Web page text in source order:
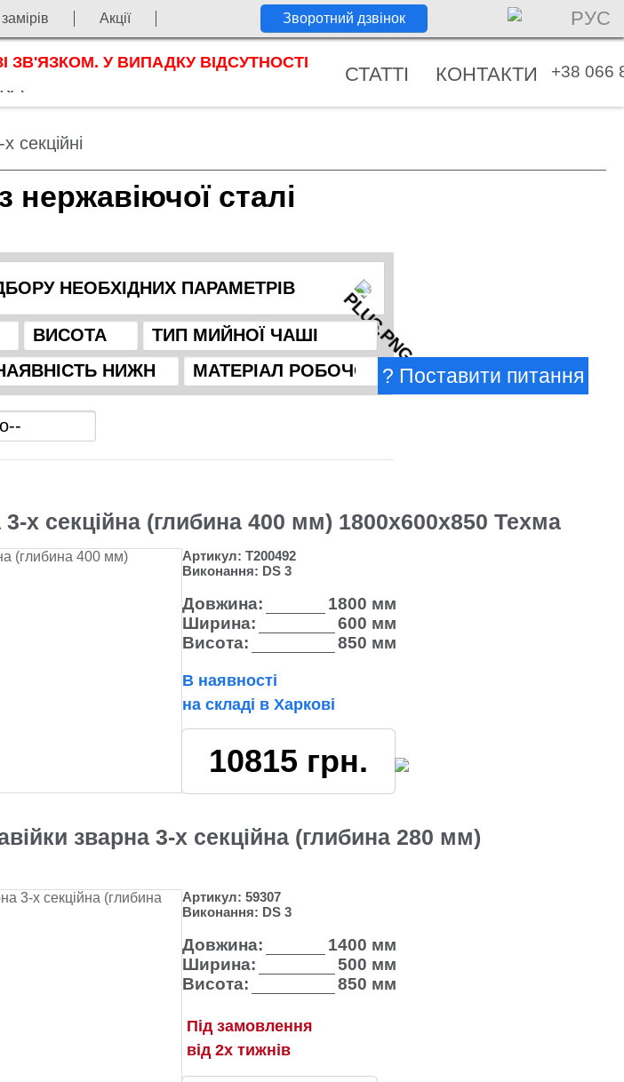
Акції
РУС
ЗАМОВЛЕННЯ НОВИНИ СТАТТІ КОНТАКТИ +38 066
У ВИПАДКУ ВІДСУТНОСТІ
сталі
НЕОБХІДНИХ ПАРАМЕТРІВ
х секційна (глибина 400 мм) 1800х600х850 Техма
Артикул: Т200492
Виконання: DS 3
Довжина:
1800 мм
Ширина:
600 мм
Висота:
850 мм
В наявності
на складі в Харкові
10815 грн.
зварна 3-х секційна (глибина 280 мм)
Артикул: 59307
Виконання: DS 3
Довжина:
1400 мм
Ширина:
500 мм
Висота:
850 мм
Під замовлення
від 2х тижнів